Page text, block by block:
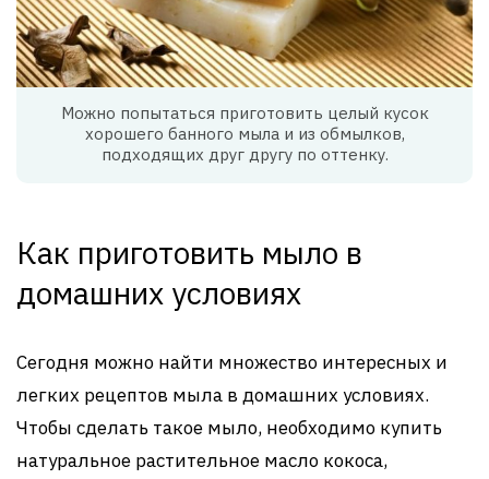
Можно попытаться приготовить целый кусок
хорошего банного мыла и из обмылков,
подходящих друг другу по оттенку.
Как приготовить мыло в
домашних условиях
Сегодня можно найти множество интересных и
легких рецептов мыла в домашних условиях.
Чтобы сделать такое мыло, необходимо купить
натуральное растительное масло кокоса,